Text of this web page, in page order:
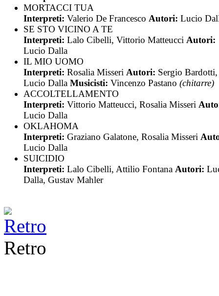
MORTACCI TUA
Interpreti: Valerio De Francesco Autori: Lucio
SE STO VICINO A TE
Interpreti: Lalo Cibelli, Vittorio Matteucci Autori:
Lucio Dalla
IL MIO UOMO
Interpreti: Rosalia Misseri Autori: Sergio Bardotti,
Lucio Dalla Musicisti: Vincenzo Pastano (chitarre)
ACCOLTELLAMENTO
Interpreti: Vittorio Matteucci, Rosalia Misseri
Lucio Dalla
OKLAHOMA
Interpreti: Graziano Galatone, Rosalia Misseri
Lucio Dalla
SUICIDIO
Interpreti: Lalo Cibelli, Attilio Fontana Autori:
Dalla, Gustav Mahler
Retro